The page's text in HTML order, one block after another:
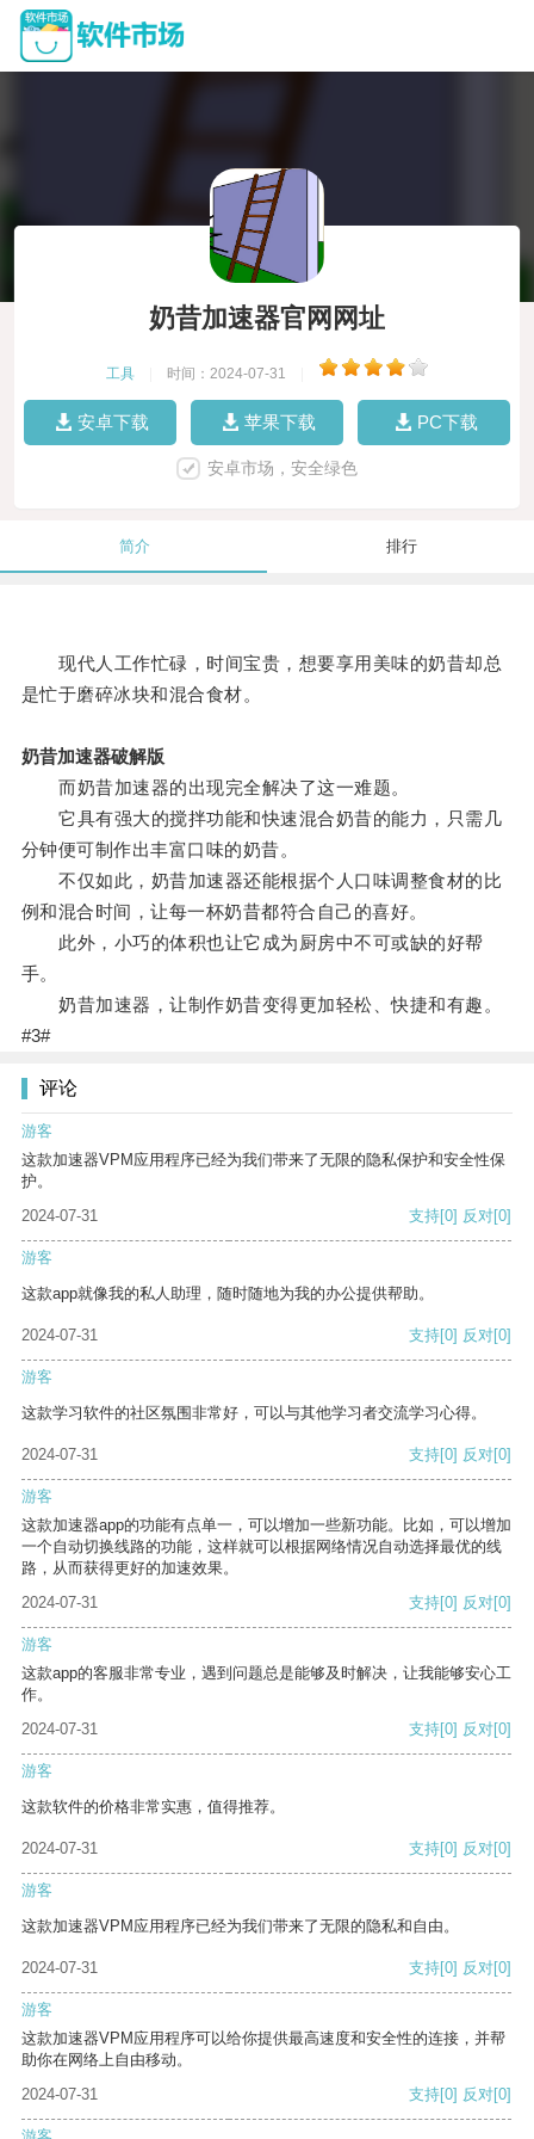
奶昔加速器官网网址
工具 时间：2024-07-31
安卓下载 苹果下载 PC下载
安卓市场，安全绿色
简介 排行
现代人工作忙碌，时间宝贵，想要享用美味的奶昔却总
是忙于磨碎冰块和混合食材。
奶昔加速器破解版
而奶昔加速器的出现完全解决了这一难题。
它具有强大的搅拌功能和快速混合奶昔的能力，只需几
分钟便可制作出丰富口味的奶昔。
不仅如此，奶昔加速器还能根据个人口味调整食材的比
例和混合时间，让每一杯奶昔都符合自己的喜好。
此外，小巧的体积也让它成为厨房中不可或缺的好帮
手。
奶昔加速器，让制作奶昔变得更加轻松、快捷和有趣。
#3#
评论
游客
这款加速器VPM应用程序已经为我们带来了无限的隐私保护和安全性保
护。
2024-07-31
支持[0] 反对[0]
游客
这款app就像我的私人助理，随时随地为我的办公提供帮助。
2024-07-31 支持[0] 反对[0]
游客
这款学习软件的社区氛围非常好，可以与其他学习者交流学习心得。
2024-07-31 支持[0] 反对[0]
游客
这款加速器app的功能有点单一，可以增加一些新功能。比如，可以增加
一个自动切换线路的功能，这样就可以根据网络情况自动选择最优的线
路，从而获得更好的加速效果。
2024-07-31
支持[0] 反对[0]
游客
这款app的客服非常专业，遇到问题总是能够及时解决，让我能够安心工
作。
2024-07-31
支持[0] 反对[0]
游客
这款软件的价格非常实惠，值得推荐。
2024-07-31 支持[0] 反对[0]
游客
这款加速器VPM应用程序已经为我们带来了无限的隐私和自由。
2024-07-31 支持[0] 反对[0]
游客
这款加速器VPM应用程序可以给你提供最高速度和安全性的连接，并帮
助你在网络上自由移动。
2024-07-31
支持[0] 反对[0]